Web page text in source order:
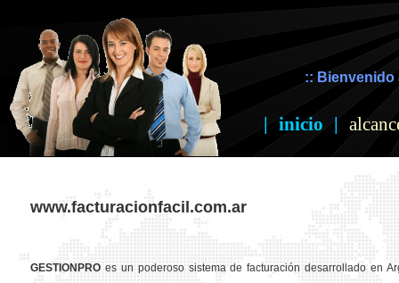
:: Bienvenido
| inicio |
www.facturacionfacil.com.ar
GESTION PRO es un poderoso sistema de facturación desarrollado en